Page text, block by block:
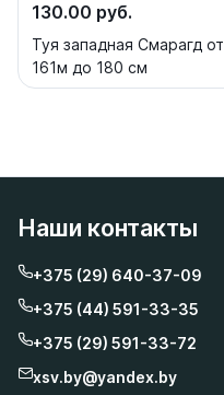
130.00 руб.
Туя западная Смарагд от
161м до 180 см
Наши контакты
+375 (29) 640-37-09
+375 (44) 591-33-35
+375 (29) 591-33-72
xsv.by@yandex.by